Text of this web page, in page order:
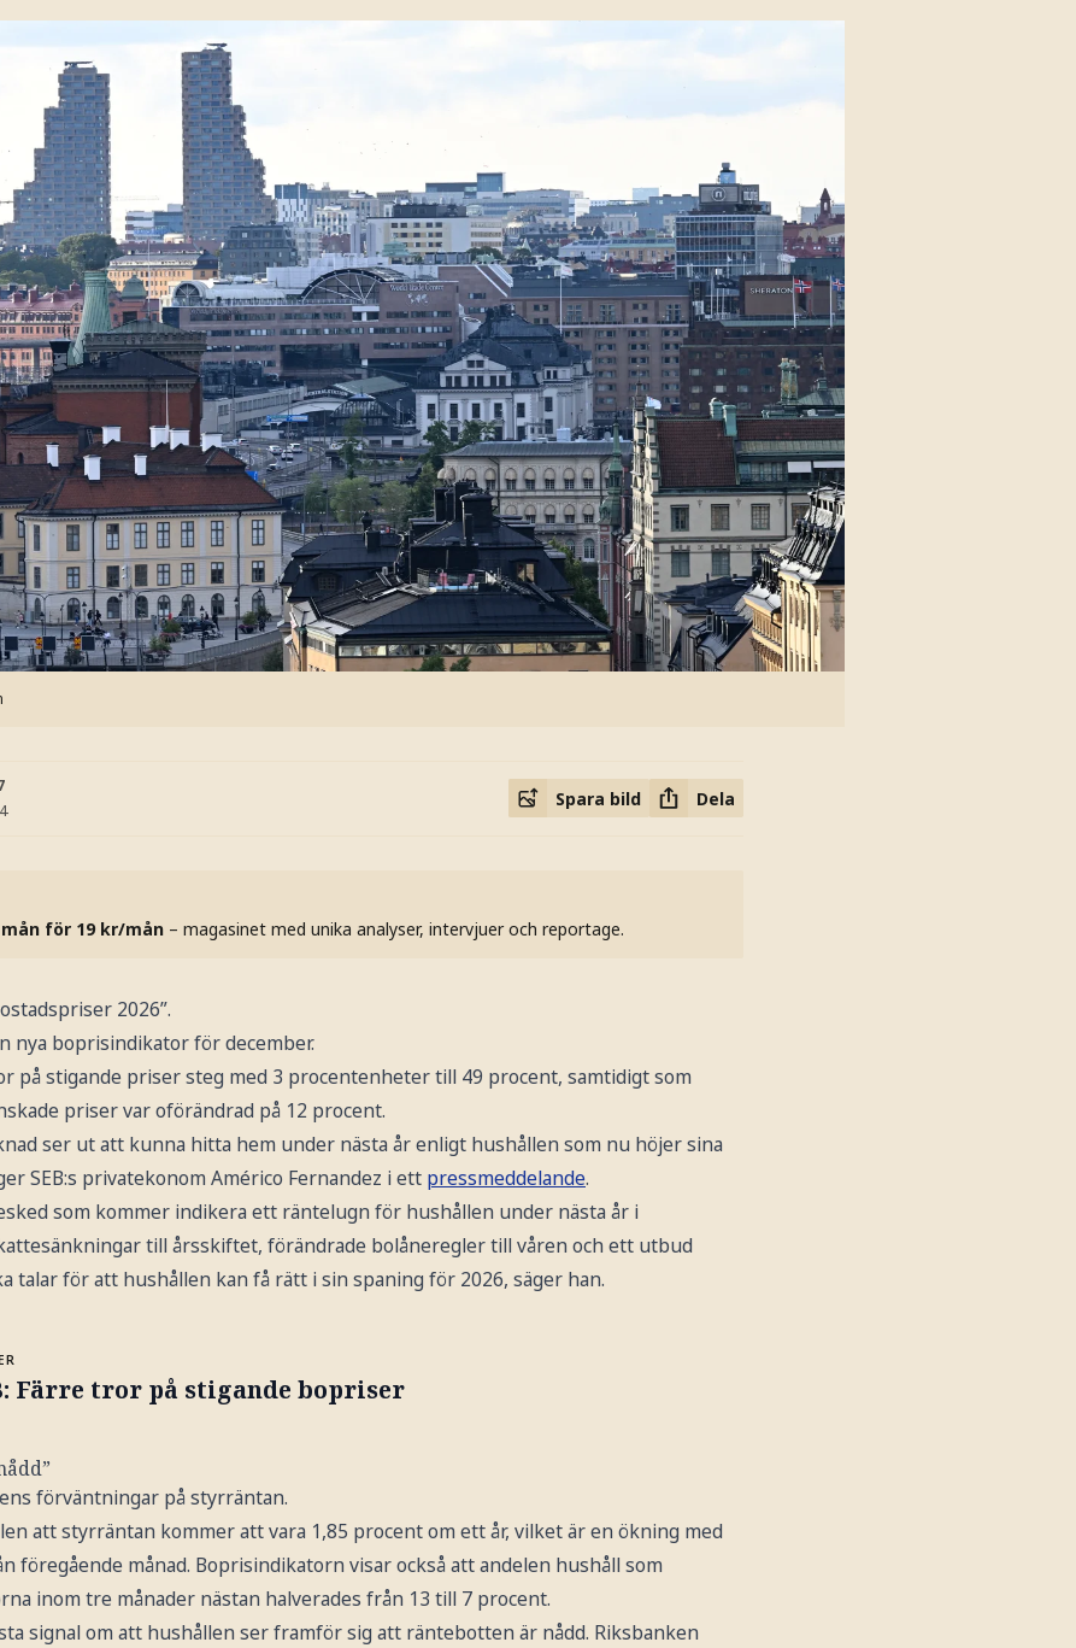
Spara bild Dela
för 19 kr/mån – magasinet med unika analyser, intervjuer och reportage.
2026”.
nya boprisindikator för december.
på stigande priser steg med 3 procentenheter till 49 procent, samtidigt som
priser var oförändrad på 12 procent.
ser ut att kunna hitta hem under nästa år enligt hushållen som nu höjer sina
SEB:s privatekonom Américo Fernandez i ett pressmeddelande.
som kommer indikera ett räntelugn för hushållen under nästa år i
till årsskiftet, förändrade bolåneregler till våren och ett utbud
talar för att hushållen kan få rätt i sin spaning för 2026, säger han.
Färre tror på stigande bopriser
förväntningar på styrräntan.
att styrräntan kommer att vara 1,85 procent om ett år, vilket är en ökning med
föregående månad. Boprisindikatorn visar också att andelen hushåll som
inom tre månader nästan halverades från 13 till 7 procent.
signal om att hushållen ser framför sig att räntebotten är nådd. Riksbanken